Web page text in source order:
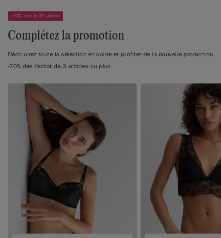
-70% dès le 3ᵉ article
Complétez la promotion
Découvrez toute la sélection en solde et profitez de la nouvelle promotion :
-70% dès l’achat de 3 articles ou plus